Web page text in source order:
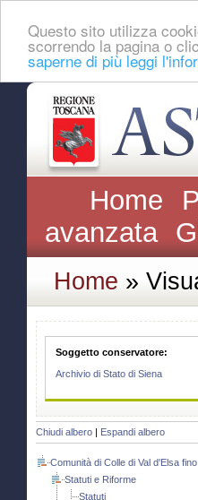
Questo sito utilizza
scorrendo la pagina o
saperne di più leggi
Home
avanzata
Home »
Soggetto conservatore:
Archivio di Stato di Siena
Chiudi albero Espandi albero
Comunità di Colle di Val d'Elsa
Statuti e Riforme
Statuti